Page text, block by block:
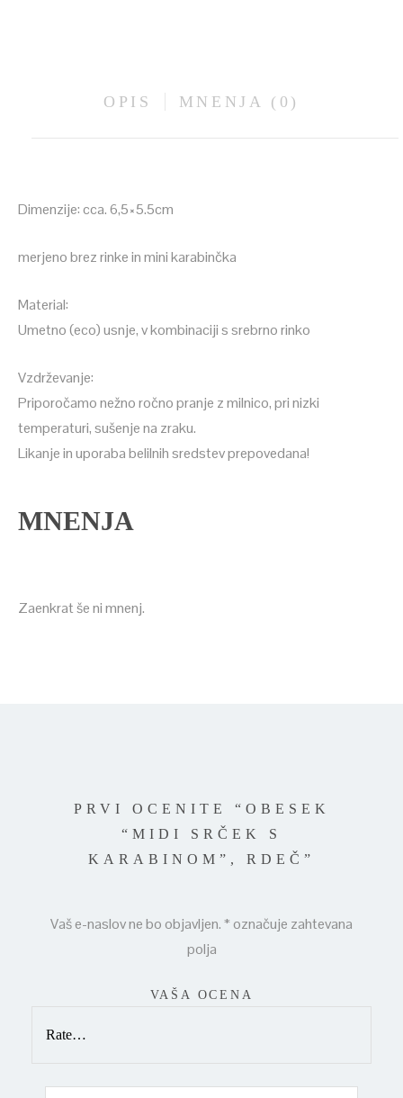
OPIS MNENJA (0)
Dimenzije: cca. 6,5×5.5cm
merjeno brez rinke in mini karabinčka
Material:
Umetno (eco) usnje, v kombinaciji s srebrno rinko
Vzdrževanje:
Priporočamo nežno ročno pranje z milnico, pri nizki
temperaturi, sušenje na zraku.
Likanje in uporaba belilnih sredstev prepovedana!
MNENJA
Zaenkrat še ni mnenj.
PRVI OCENITE “OBESEK
“MIDI SRČEK S
KARABINOM”, RDEČ”
Vaš e-naslov ne bo objavljen.* označuje zahtevana
polja
VAŠA OCENA